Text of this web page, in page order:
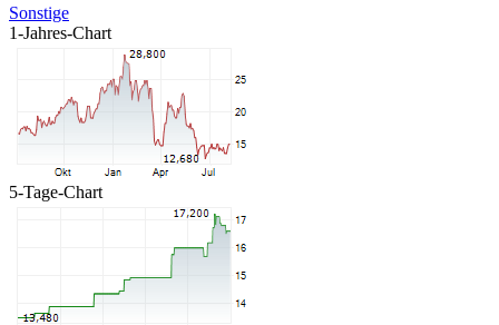
Sonstige
1-Jahres-Chart
5-Tage-Chart